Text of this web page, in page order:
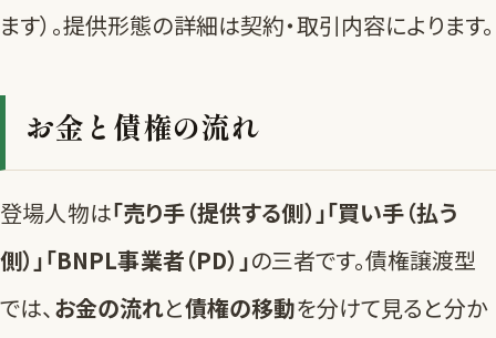
ます）。提供形態の詳細は契約・取引内容によります。
お金と債権の流れ
登場人物は「売り手（提供する側）」「買い手（払う
側）」「BNPL事業者（PD）」の三者です。債権譲渡型
では、お金の流れと債権の移動を分けて見ると分か